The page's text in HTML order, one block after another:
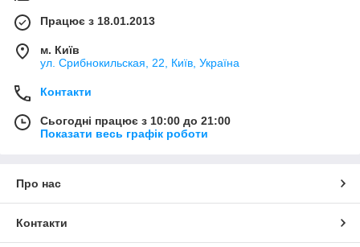
Працює з 18.01.2013
м. Київ
ул. Срибнокильская, 22, Київ, Україна
Контакти
Сьогодні працює з 10:00 до 21:00
Показати весь графік роботи
Про нас
Контакти